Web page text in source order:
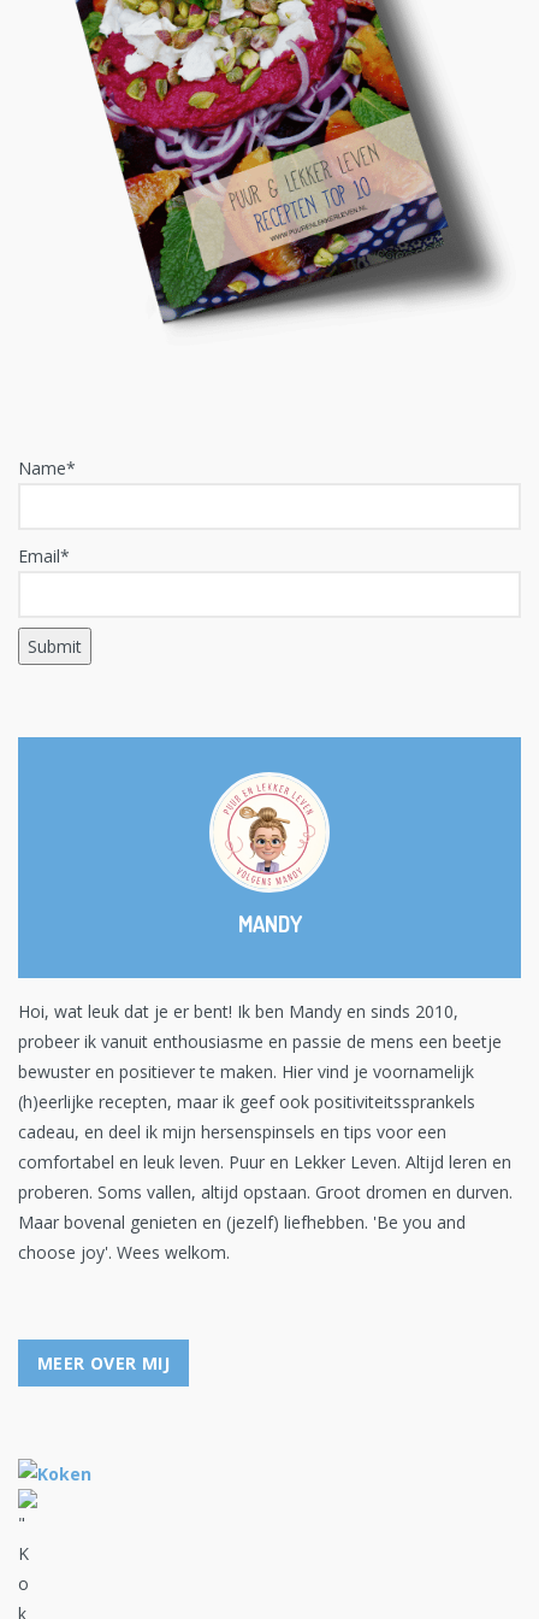
Name*
Email*
MANDY
Hoi, wat leuk dat je er bent! Ik ben Mandy en sinds 2010,
probeer ik vanuit enthousiasme en passie de mens een beetje
bewuster en positiever te maken. Hier vind je voornamelijk
(h)eerlijke recepten, maar ik geef ook positiviteitssprankels
cadeau, en deel ik mijn hersenspinsels en tips voor een
comfortabel en leuk leven. Puur en Lekker Leven. Altijd leren en
proberen. Soms vallen, altijd opstaan. Groot dromen en durven.
Maar bovenal genieten en (jezelf) liefhebben. 'Be you and
choose joy'. Wees welkom.
MEER OVER MIJ